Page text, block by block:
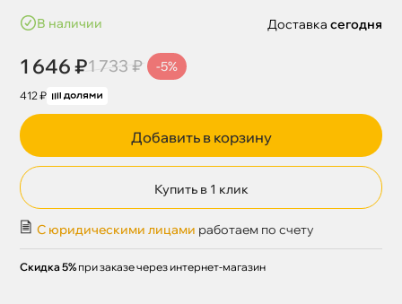
наличии
1 646 ₽1 733 ₽ -5%
412 ₽
Доставка сегодня
Добавить в корзину
Купить в 1 клик
С юридическими лицами работаем по счету
Скидка 5% при заказе через интернет-магазин